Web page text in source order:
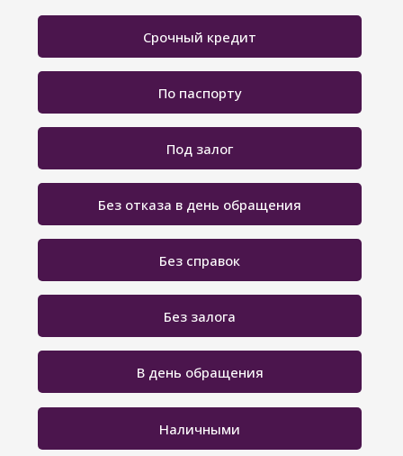
Наличными
В день обращения
Срочный кредит
По паспорту
Под залог
Без справок
Без залога
Без отказа в день обращения